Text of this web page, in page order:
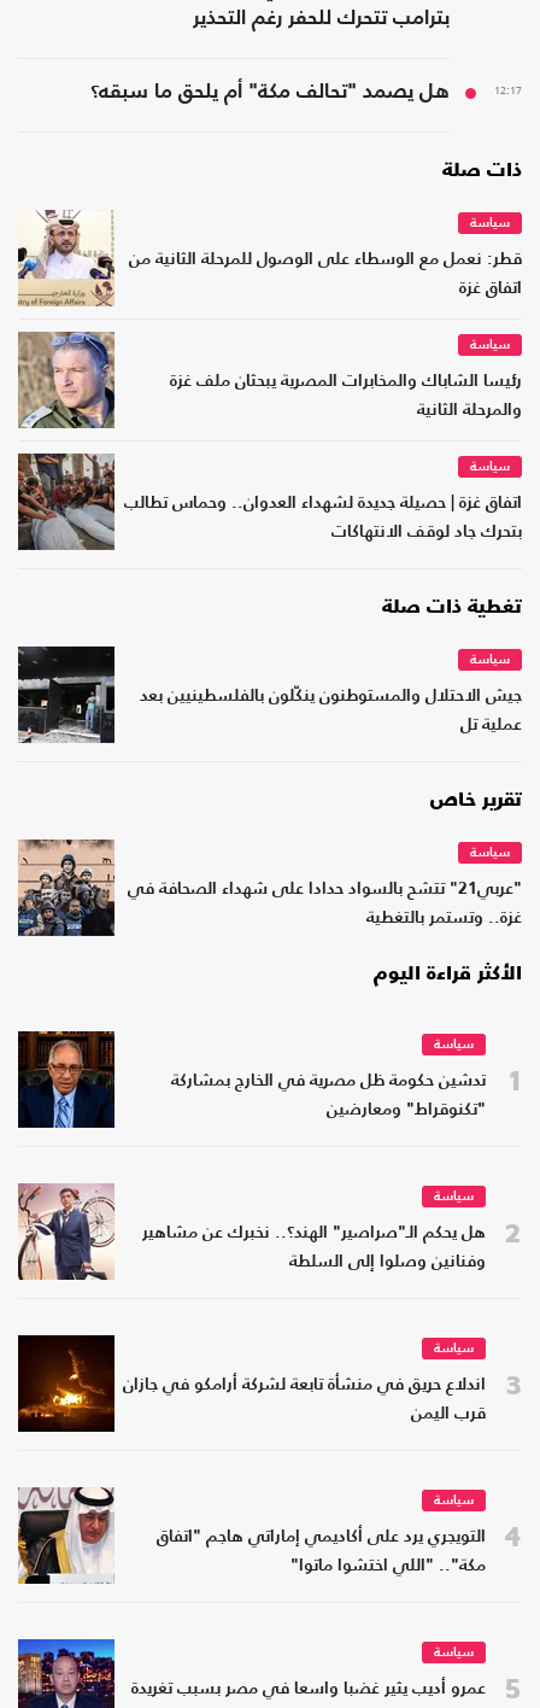
بترامب تتحرك للحفر رغم التحذير
12:17 هل يصمد "تحالف مكة" أم يلحق ما سبقه؟
ذات صلة
سياسة
قطر: نعمل مع الوسطاء على الوصول للمرحلة الثانية من
اتفاق غزة
سياسة
رئيسا الشاباك والمخابرات المصرية يبحثان ملف غزة
والمرحلة الثانية
سياسة
اتفاق غزة | حصيلة جديدة لشهداء العدوان.. وحماس تطالب
بتحرك جاد لوقف الانتهاكات
تغطية ذات صلة
سياسة
جيش الاحتلال والمستوطنون ينكّلون بالفلسطينيين بعد
عملية تل
تقرير خاص
سياسة
"عربي21" تتشح بالسواد حدادا على شهداء الصحافة في
غزة.. وتستمر بالتغطية
الأكثر قراءة اليوم
1
سياسة
تدشين حكومة ظل مصرية في الخارج بمشاركة
"تكنوقراط" ومعارضين
2
سياسة
هل يحكم الـ"صراصير" الهند؟.. نخبرك عن مشاهير
وفنانين وصلوا إلى السلطة
3
سياسة
اندلاع حريق في منشأة تابعة لشركة أرامكو في جازان
قرب اليمن
4
سياسة
التويجري يرد على أكاديمي إماراتي هاجم "اتفاق
مكة".. "اللي اختشوا ماتوا"
5
سياسة
عمرو أديب يثير غضبا واسعا في مصر بسبب تغريدة